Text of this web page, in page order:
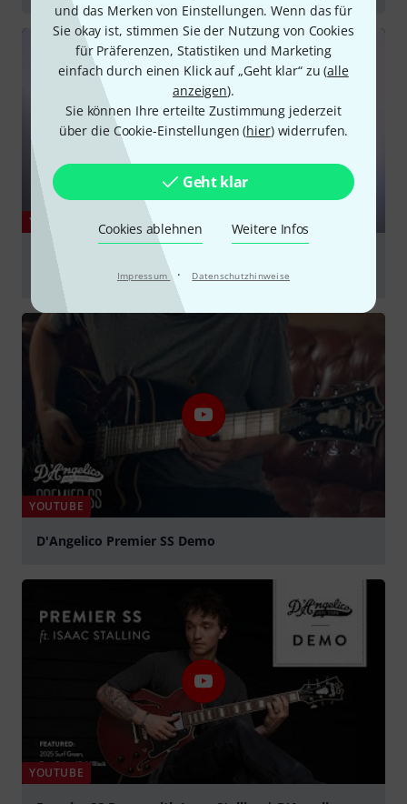
und das Merken von Einstellungen. Wenn das für
Sie okay ist, stimmen Sie der Nutzung von Cookies
für Präferenzen, Statistiken und Marketing
einfach durch einen Klick auf „Geht klar“ zu (alle
anzeigen).
Sie können Ihre erteilte Zustimmung jederzeit
über die Cookie-Einstellungen (hier) widerrufen.
Geht klar
Cookies ablehnen Weitere Infos
Impressum · Datenschutzhinweise
YOUTUBE
Premier SS Sound Preview with Abigail Zachko |
D'Angelico Guitars
abspielen
YOUTUBE
D'Angelico Premier SS Demo
YOUTUBE